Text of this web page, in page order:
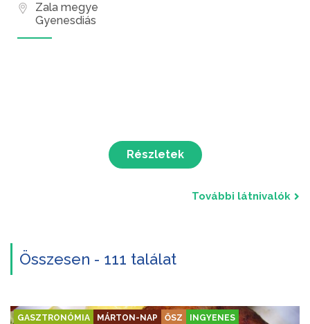
Zala megye
Gyenesdiás
Részletek
További látnivalók
Összesen - 111 találat
GASZTRONÓMIA MÁRTON-NAP ŐSZ INGYENES